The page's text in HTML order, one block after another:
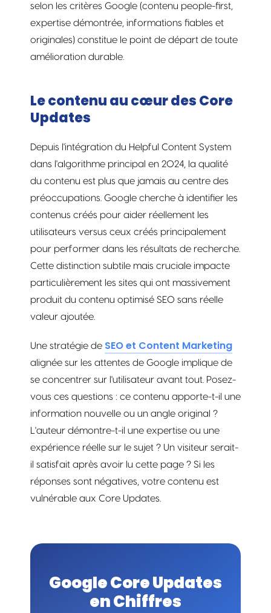
selon les critères Google (contenu people-first,
expertise démontrée, informations fiables et
originales) constitue le point de départ de toute
amélioration durable.
Le contenu au cœur des Core
Updates
Depuis l'intégration du Helpful Content System
dans l'algorithme principal en 2024, la qualité
du contenu est plus que jamais au centre des
préoccupations. Google cherche à identifier les
contenus créés pour aider réellement les
utilisateurs versus ceux créés principalement
pour performer dans les résultats de recherche.
Cette distinction subtile mais cruciale impacte
particulièrement les sites qui ont massivement
produit du contenu optimisé SEO sans réelle
valeur ajoutée.
Une stratégie de SEO et Content Marketing
alignée sur les attentes de Google implique de
se concentrer sur l'utilisateur avant tout. Posez-
vous ces questions : ce contenu apporte-t-il une
information nouvelle ou un angle original ?
L'auteur démontre-t-il une expertise ou une
expérience réelle sur le sujet ? Un visiteur serait-
il satisfait après avoir lu cette page ? Si les
réponses sont négatives, votre contenu est
vulnérable aux Core Updates.
Google Core Updates
en Chiffres